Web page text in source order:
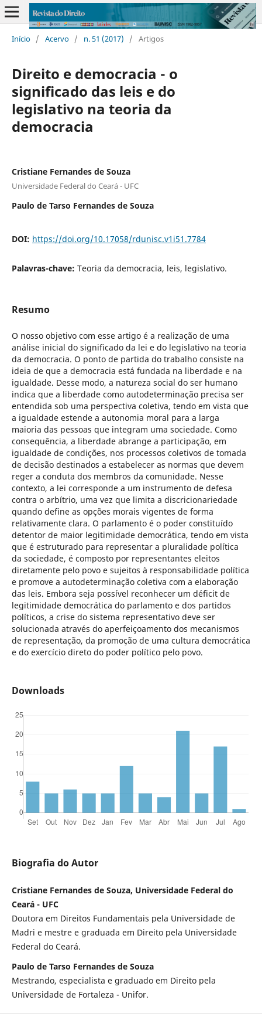
Início / Acervo / n. 51 (2017) / Artigos
Direito e democracia - o
significado das leis e do
legislativo na teoria da
democracia
Cristiane Fernandes de Souza
Universidade Federal do Ceará - UFC
Paulo de Tarso Fernandes de Souza
DOI: https://doi.org/10.17058/rdunisc.v1i51.7784
Palavras-chave: Teoria da democracia, leis, legislativo.
Resumo
O nosso objetivo com esse artigo é a realização de uma
análise inicial do significado da lei e do legislativo na teoria
da democracia. O ponto de partida do trabalho consiste na
ideia de que a democracia está fundada na liberdade e na
igualdade. Desse modo, a natureza social do ser humano
indica que a liberdade como autodeterminação precisa ser
entendida sob uma perspectiva coletiva, tendo em vista que
a igualdade estende a autonomia moral para a larga
maioria das pessoas que integram uma sociedade. Como
consequência, a liberdade abrange a participação, em
igualdade de condições, nos processos coletivos de tomada
de decisão destinados a estabelecer as normas que devem
reger a conduta dos membros da comunidade. Nesse
contexto, a lei corresponde a um instrumento de defesa
contra o arbítrio, uma vez que limita a discricionariedade
quando define as opções morais vigentes de forma
relativamente clara. O parlamento é o poder constituído
detentor de maior legitimidade democrática, tendo em vista
que é estruturado para representar a pluralidade política
da sociedade, é composto por representantes eleitos
diretamente pelo povo e sujeitos à responsabilidade política
e promove a autodeterminação coletiva com a elaboração
das leis. Embora seja possível reconhecer um déficit de
legitimidade democrática do parlamento e dos partidos
políticos, a crise do sistema representativo deve ser
solucionada através do aperfeiçoamento dos mecanismos
de representação, da promoção de uma cultura democrática
e do exercício direto do poder político pelo povo.
Downloads
Biografia do Autor
Cristiane Fernandes de Souza, Universidade Federal do
Ceará - UFC
Doutora em Direitos Fundamentais pela Universidade de
Madri e mestre e graduada em Direito pela Universidade
Federal do Ceará.
Paulo de Tarso Fernandes de Souza
Mestrando, especialista e graduado em Direito pela
Universidade de Fortaleza - Unifor.